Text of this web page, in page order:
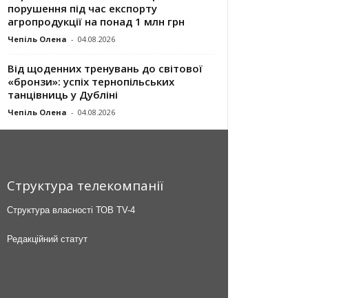
порушення під час експорту
агропродукції на понад 1 млн грн
Чепіль Олена - 04.08.2026
Від щоденних тренувань до світової
«бронзи»: успіх тернопільських
танцівниць у Дубліні
Чепіль Олена - 04.08.2026
Структура телекомпанії
Структура власності ТОВ TV-4
Редакційний статут